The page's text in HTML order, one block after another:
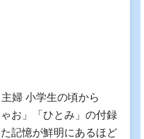
婦 小学生の頃から
お」「ひとみ」の付録
記憶が鮮明にあるほど